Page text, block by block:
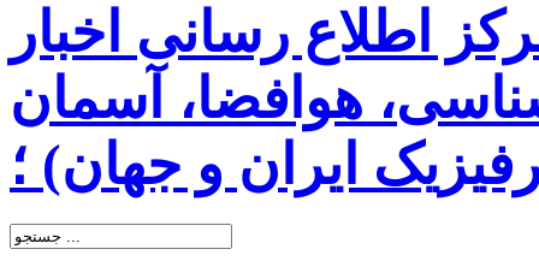
اطلاع رسانی اخبار
هوافضا، آسمان
ایران و جهان) ؛